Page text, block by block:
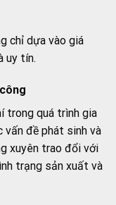
chỉ dựa vào giá
uy tín.
trong quá trình gia
vấn đề phát sinh và
xuyên trao đổi với
trạng sản xuất và